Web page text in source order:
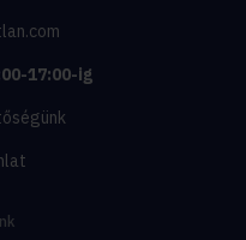
17:00-ig